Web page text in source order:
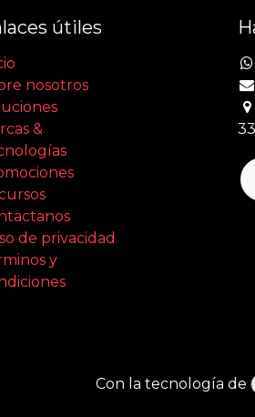
útiles
nosotros
&
de privacidad
y
Con la tecnología de